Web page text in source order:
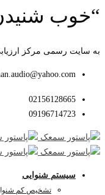
“خوب
به سایت رسمی مرکز
02156128665
09196714723
سیستم شنوایی
تشخیص کم